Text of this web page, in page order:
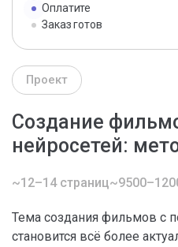
Оплатите
Заказ готов
Проект
Создание
нейросетей:
~12–14 страниц
Тема создания фильмов с
становится всё более